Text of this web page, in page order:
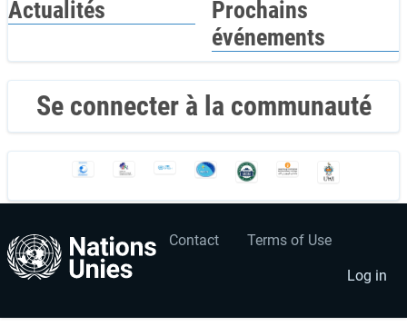
Actualités
Prochains
événements
Se connecter à la communauté
Footer
Contact Terms of Use
User
account
menu
Log in